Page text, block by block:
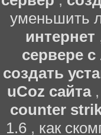
уменьшить
интернет
сервере
создать
uCoz сайта
counter
1.6, как